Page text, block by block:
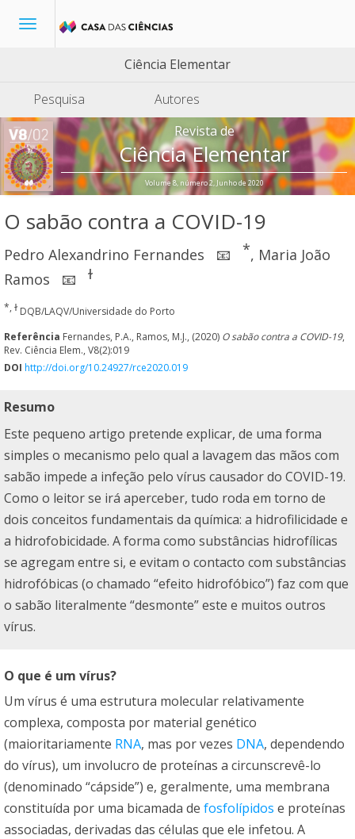
Toggle
Ciência Elementar
Pesquisa
Autores
Revista de
Ciência Elementar
Volume 8, número 2, Junho de 2020
O sabão contra a COVID-19
Pedro Alexandrino Fernandes 📧 *, Maria João
Ramos
📧 ɫ
*, ɫ DQB/LAQV/Universidade do Porto
Referência Fernandes, P.A., Ramos, M.J., (2020) O sabão contra a COVID-19,
Rev. Ciência Elem., V8(2):019
DOI http://doi.org/10.24927/rce2020.019
Resumo
Este pequeno artigo pretende explicar, de uma forma
simples o mecanismo pelo qual a lavagem das mãos com
sabão impede a infeção pelo vírus causador do COVID-19.
Como o leitor se irá aperceber, tudo roda em torno de
dois conceitos fundamentais da química: a hidrofilicidade e
a hidrofobicidade. A forma como substâncias hidrofílicas
se agregam entre si, e evitam o contacto com substâncias
hidrofóbicas (o chamado “efeito hidrofóbico”) faz com que
o sabão literalmente “desmonte” este e muitos outros
vírus.
O que é um vírus?
Um vírus é uma estrutura molecular relativamente
complexa, composta por material genético
(maioritariamente RNA, mas por vezes DNA, dependendo
do vírus), um involucro de proteínas a circunscrevê-lo
(denominado “cápside”) e, geralmente, uma membrana
constituída por uma bicamada de fosfolípidos e proteínas
associadas, derivadas das células que ele infetou. A